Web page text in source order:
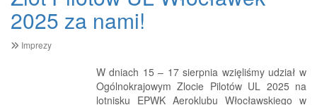
2025 za nami!
Imprezy
W dniach 15 – 17 sierpnia wzięliśmy udział w
Ogólnokrajowym Zlocie Pilotów UL 2025 na
lotnisku EPWK Aeroklubu Włocławskiego w